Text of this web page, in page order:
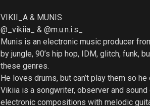
VIKII_A & MUNIS
@_vikiia_ & @m.u.n.i.s_
Munis is an electronic music producer
by jungle, 90’s hip hop, IDM, glitch, funk,
these genres.
He loves drums, but can’t play them so
Vikiia is a songwriter, observer and
electronic compositions with melodic